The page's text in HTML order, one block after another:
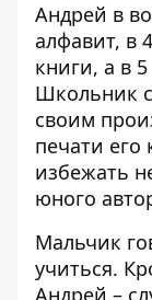
Андрей в
алфавит, в
книги, а в
Школьник
своим
печати его
избежать
юного
Мальчик
учиться.
Андрей –